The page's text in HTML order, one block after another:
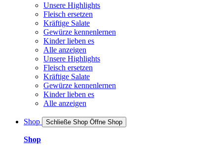
Unsere Highlights
Fleisch ersetzen
Kräftige Salate
Gewürze kennenlernen
Kinder lieben es
Alle anzeigen
Unsere Highlights
Fleisch ersetzen
Kräftige Salate
Gewürze kennenlernen
Kinder lieben es
Alle anzeigen
Shop Schließe Shop Öffne Shop
Shop